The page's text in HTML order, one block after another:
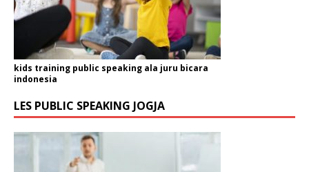
kids training public speaking ala juru bicara
indonesia
LES PUBLIC SPEAKING JOGJA